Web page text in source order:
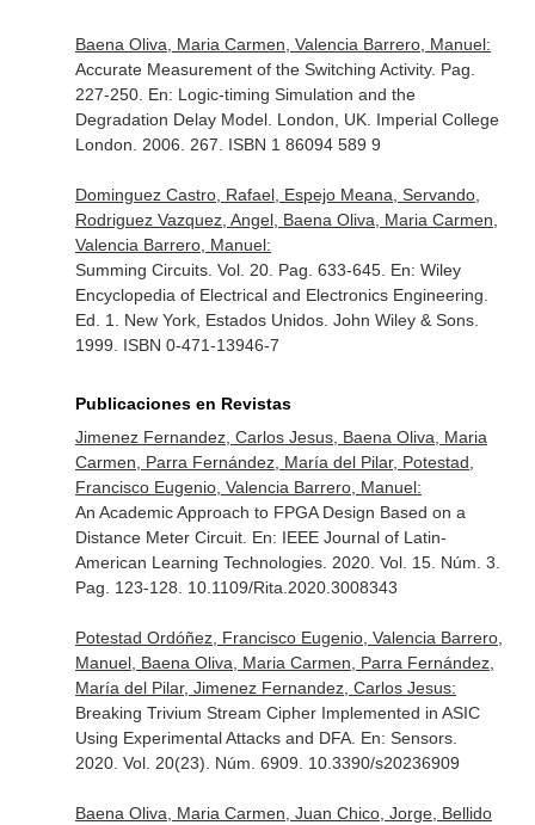
Baena Oliva, Maria Carmen, Valencia Barrero, Manuel:
Accurate Measurement of the Switching Activity. Pag.
227-250. En: Logic-timing Simulation and the
Degradation Delay Model. London, UK. Imperial College
London. 2006. 267. ISBN 1 86094 589 9
Dominguez Castro, Rafael, Espejo Meana, Servando,
Rodriguez Vazquez, Angel, Baena Oliva, Maria Carmen,
Valencia Barrero, Manuel:
Summing Circuits. Vol. 20. Pag. 633-645. En: Wiley
Encyclopedia of Electrical and Electronics Engineering
Ed. 1. New York, Estados Unidos. John Wiley & Sons.
1999. ISBN 0-471-13946-7
Publicaciones en Revistas
Jimenez Fernandez, Carlos Jesus, Baena Oliva, Maria
Carmen, Parra Fernández, María del Pilar, Potestad,
Francisco Eugenio, Valencia Barrero, Manuel:
An Academic Approach to FPGA Design Based on a
Distance Meter Circuit. En: IEEE Journal of Latin-
American Learning Technologies. 2020. Vol. 15. Núm. 3.
Pag. 123-128. 10.1109/Rita.2020.3008343
Potestad Ordóñez, Francisco Eugenio, Valencia Barrero,
Manuel, Baena Oliva, Maria Carmen, Parra Fernández,
María del Pilar, Jimenez Fernandez, Carlos Jesus:
Breaking Trivium Stream Cipher Implemented in ASIC
Using Experimental Attacks and DFA. En: Sensors.
2020. Vol. 20(23). Núm. 6909. 10.3390/s20236909
Baena Oliva, Maria Carmen, Juan Chico, Jorge, Bellido